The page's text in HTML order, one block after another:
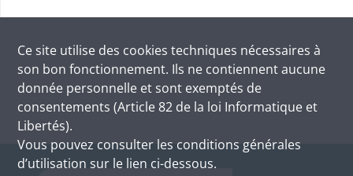
Ce site utilise des cookies techniques nécessaires à
son bon fonctionnement. Ils ne contiennent aucune
donnée personnelle et sont exemptés de
consentements (Article 82 de la loi Informatique et
Libertés).
Vous pouvez consulter les conditions générales
d’utilisation sur le lien ci-dessous.